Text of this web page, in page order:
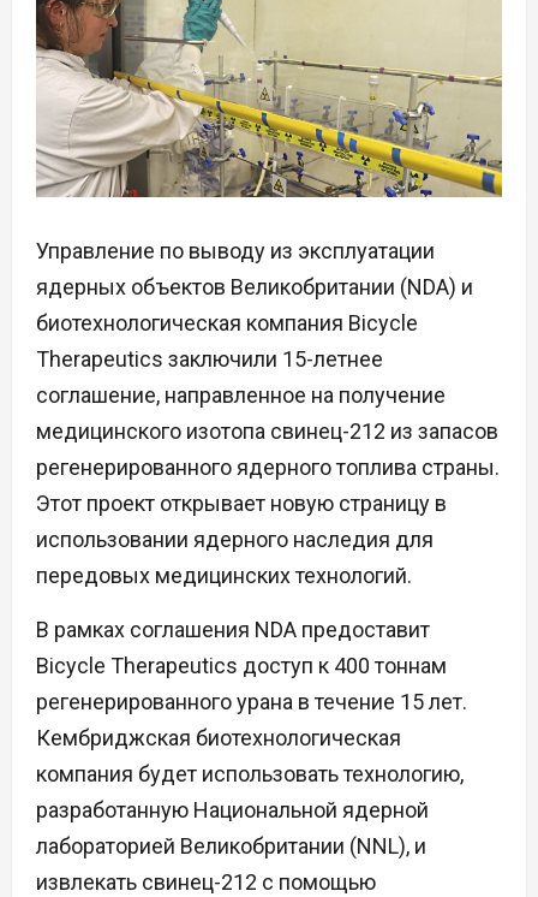
Управление по выводу из эксплуатации
ядерных объектов Великобритании (NDA) и
биотехнологическая компания Bicycle
Therapeutics заключили 15-летнее
соглашение, направленное на получение
медицинского изотопа свинец-212 из запасов
регенерированного ядерного топлива страны.
Этот проект открывает новую страницу в
использовании ядерного наследия для
передовых медицинских технологий.
В рамках соглашения NDA предоставит
Bicycle Therapeutics доступ к 400 тоннам
регенерированного урана в течение 15 лет.
Кембриджская биотехнологическая
компания будет использовать технологию,
разработанную Национальной ядерной
лабораторией Великобритании (NNL), и
извлекать свинец-212 с помощью